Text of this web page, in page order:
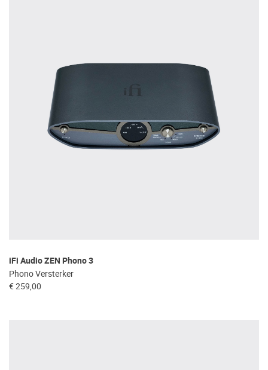
iFi Audio ZEN Phono 3
Phono Versterker
€ 259,00